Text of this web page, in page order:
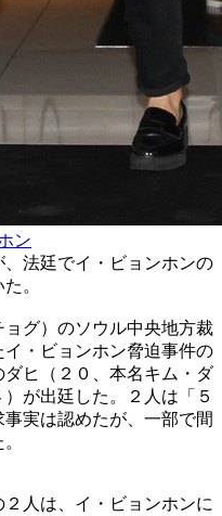
ン
法廷でイ・ビョンホンの
。
グ）のソウル中央地方裁
・ビョンホン脅迫事件の
ヒ（２０、本名キム・ダ
が出廷した。２人は「５
実は認めたが、一部で間
人は、イ・ビョンホンに